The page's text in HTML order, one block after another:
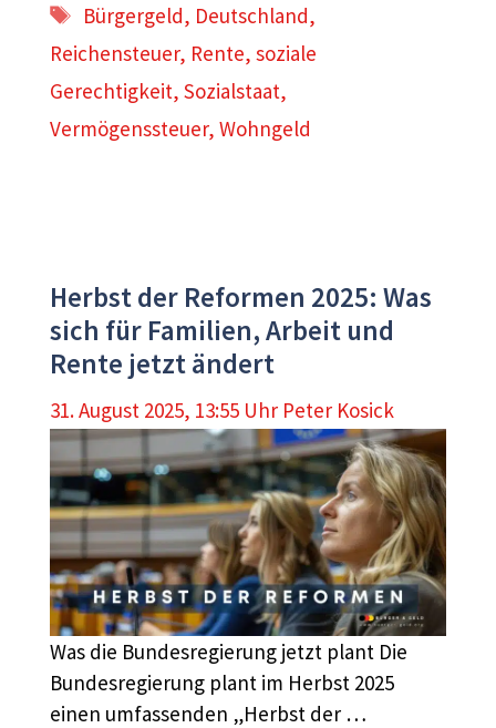
Schlagwörter
Bürgergeld, Deutschland,
Reichensteuer, Rente, soziale
Gerechtigkeit, Sozialstaat,
Vermögenssteuer, Wohngeld
Herbst der Reformen 2025: Was
sich für Familien, Arbeit und
Rente jetzt ändert
31. August 2025, 13:55 Uhr Peter Kosick
Was die Bundesregierung jetzt plant Die
Bundesregierung plant im Herbst 2025
einen umfassenden „Herbst der …